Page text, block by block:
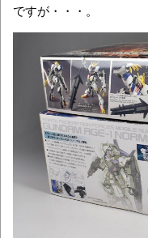
ですが・・・。